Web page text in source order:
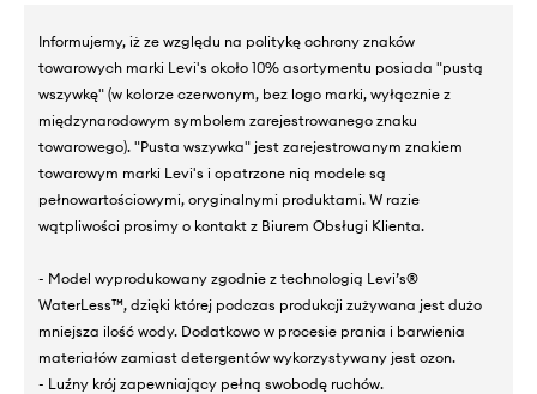
Informujemy, iż ze względu na politykę ochrony znaków
towarowych marki Levi's około 10% asortymentu posiada "pustą
wszywkę" (w kolorze czerwonym, bez logo marki, wyłącznie z
międzynarodowym symbolem zarejestrowanego znaku
towarowego). "Pusta wszywka" jest zarejestrowanym znakiem
towarowym marki Levi's i opatrzone nią modele są
pełnowartościowymi, oryginalnymi produktami. W razie
wątpliwości prosimy o kontakt z Biurem Obsługi Klienta.
- Model wyprodukowany zgodnie z technologią Levi’s®
WaterLess™, dzięki której podczas produkcji zużywana jest dużo
mniejsza ilość wody. Dodatkowo w procesie prania i barwienia
materiałów zamiast detergentów wykorzystywany jest ozon.
- Luźny krój zapewniający pełną swobodę ruchów.